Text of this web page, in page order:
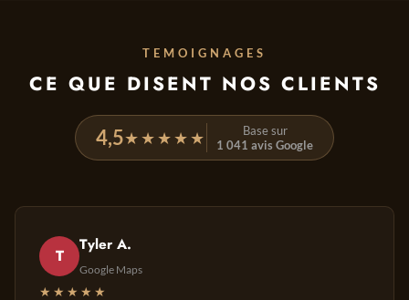
TEMOIGNAGES
CE QUE DISENT NOS CLIENTS
4,5★★★★★
Base sur
1 041 avis Google
T
Tyler A.
Google Maps
★★★★★